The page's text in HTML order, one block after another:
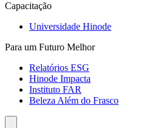
Capacitação
Universidade Hinode
Para um Futuro Melhor
Relatórios ESG
Hinode Impacta
Instituto FAR
Beleza Além do Frasco